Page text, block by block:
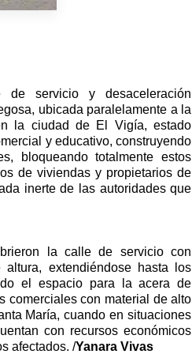
de servicio y desaceleración
ubicada paralelamente a la
la ciudad de El Vigía, estado
y educativo, construyendo
bloqueando totalmente estos
de viviendas y propietarios de
inerte de las autoridades que
la calle de servicio con
extendiéndose hasta los
el espacio para la acera de
comerciales con material de alto
María, cuando en situaciones
con recursos económicos
afectados. /Yanara Vivas